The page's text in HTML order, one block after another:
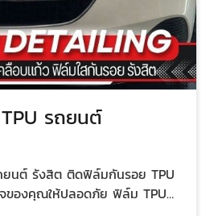
รถยนต์
ฟิล์มกันรอย TPU
ของคุณให้ปลอดภัย ฟิล์ม TPU